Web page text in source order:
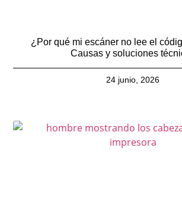
¿Por qué mi escáner no lee el
Causas y soluciones
24 junio, 2026